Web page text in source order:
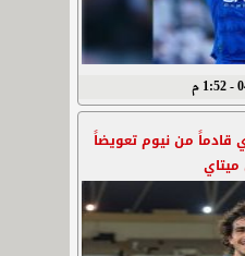
م
قادماً من نيوم تعويضاً
ميتاي